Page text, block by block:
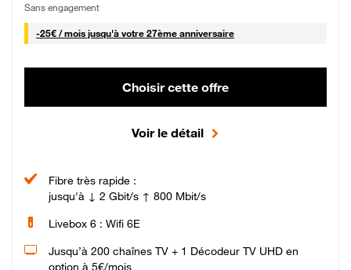
Sans engagement
-25€ / mois25 € par mois
jusqu'à votre 27ème anniversaire
Choisir cette offre
Voir le détail
Fibre très rapide :
jusqu'à ↓ 2 Gbit/s ↑ 800 Mbit/s
Livebox 6 : Wifi 6E
Jusqu’à 200 chaînes TV + 1 Décodeur TV UHD en
option à 5€/mois